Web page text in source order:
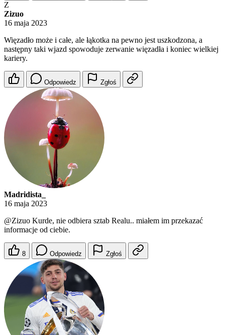
Z
Zizuo
16 maja 2023
Więzadło może i całe, ale łąkotka na pewno jest uszkodzona, a
następny taki wjazd spowoduje zerwanie więzadła i koniec wielkiej
kariery.
Odpowiedz Zgłoś
Madridista_
16 maja 2023
@Zizuo Kurde, nie odbiera sztab Realu.. miałem im przekazać
informacje od ciebie.
8 Odpowiedz Zgłoś